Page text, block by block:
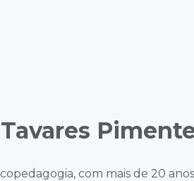
com mais de 20